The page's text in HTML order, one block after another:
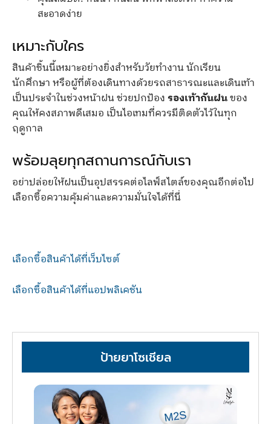
สะอาดง่าย
เหมาะกับใคร
สินค้าชิ้นนี้เหมาะอย่างยิ่งสำหรับวัยทำงาน นักเรียน
นักศึกษา หรือผู้ที่ต้องเดินทางด้วยรถสาธารณะและเดินเท้า
เป็นประจำในช่วงหน้าฝน ช่วยปกป้องรองเท้ากันฝนของ
คุณให้คงสภาพดีเสมอ เป็นไอเทมที่ควรมีติดตัวไว้ในทุก
ฤดูกาล
พร้อมลุยทุกสถานการณ์กับเรา
อย่าปล่อยให้ฝนเป็นอุปสรรคต่อไลฟ์สไตล์ของคุณอีกต่อไป
เลือกซื้อความคุ้มค่าและความมั่นใจได้ที่นี่
เลือกซื้อสินค้าได้ที่เว็บไซต์
เลือกซื้อสินค้าได้ที่แอปพลิเคชัน
ป้ายยาโซเชียล